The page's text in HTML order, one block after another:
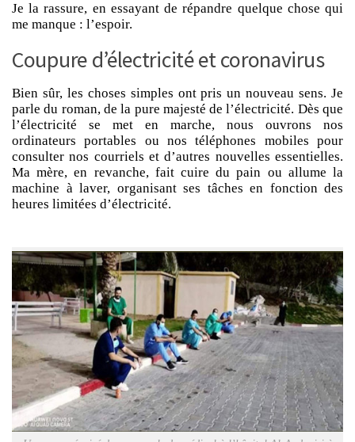
Je la rassure, en essayant de répandre quelque chose qui
me manque : l’espoir.
Coupure d’électricité et coronavirus
Bien sûr, les choses simples ont pris un nouveau sens. Je
parle du roman, de la pure majesté de l’électricité. Dès que
l’électricité se met en marche, nous ouvrons nos
ordinateurs portables ou nos téléphones mobiles pour
consulter nos courriels et d’autres nouvelles essentielles.
Ma mère, en revanche, fait cuire du pain ou allume la
machine à laver, organisant ses tâches en fonction des
heures limitées d’électricité.